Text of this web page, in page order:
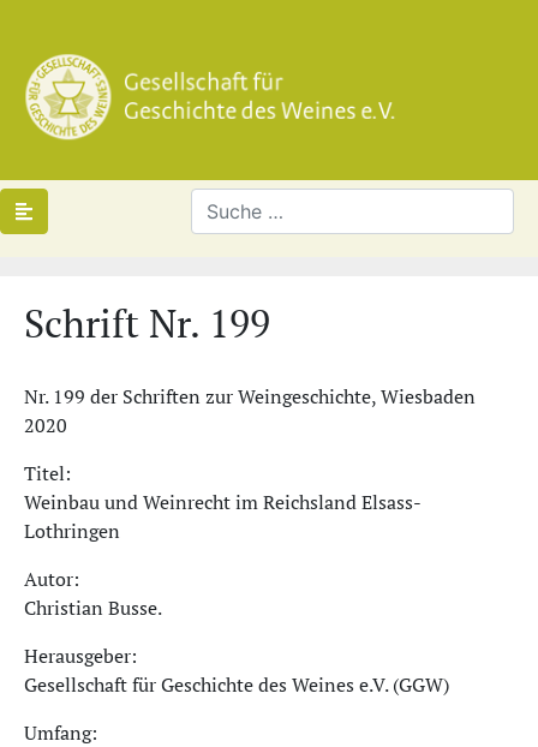
Schrift Nr. 199
Nr. 199 der Schriften zur Weingeschichte, Wiesbaden
2020
Titel:
Weinbau und Weinrecht im Reichsland Elsass-
Lothringen
Autor:
Christian Busse.
Herausgeber:
Gesellschaft für Geschichte des Weines e.V. (GGW)
Umfang: